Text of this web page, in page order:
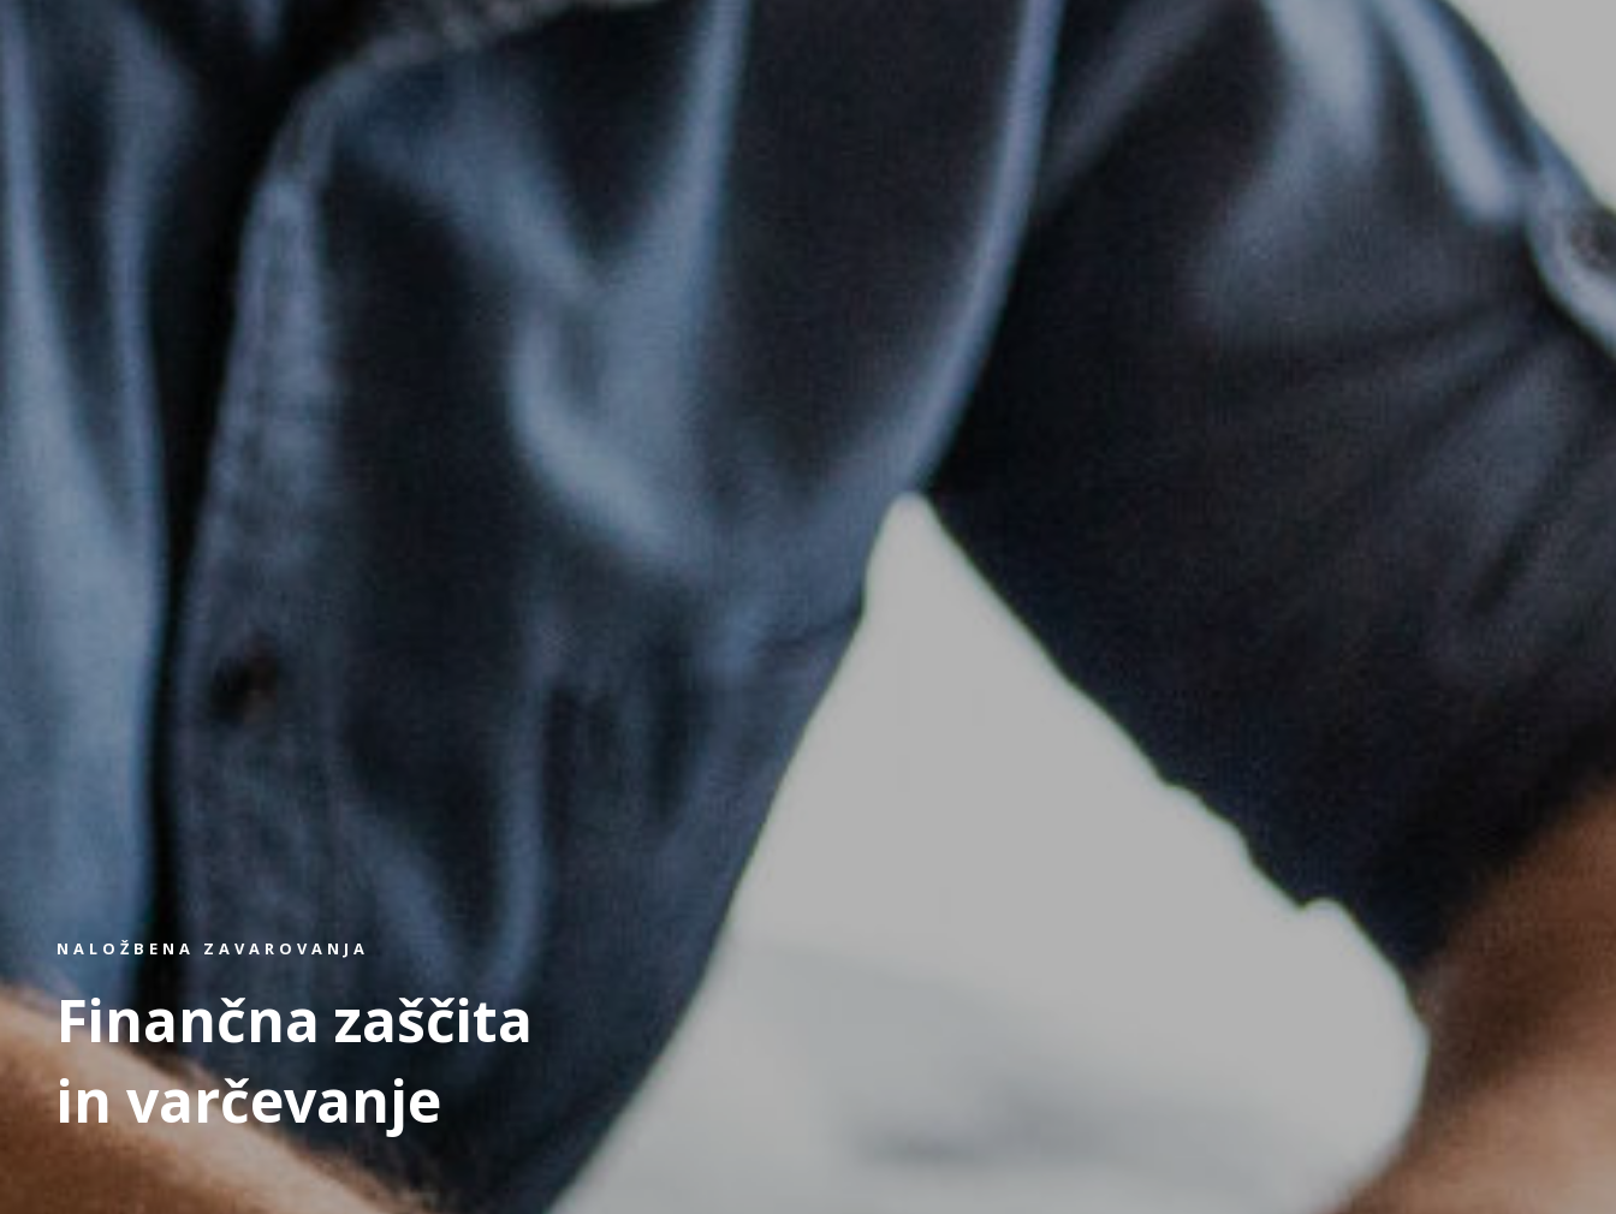
NALOŽBENA ZAVAROVANJA
Finančna zaščita
in varčevanje